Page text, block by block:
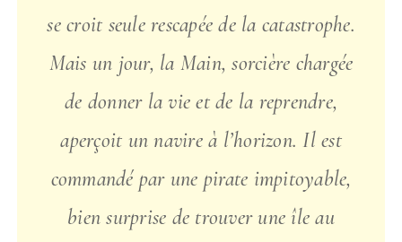
se croit seule rescapée de la catastrophe.
Mais un jour, la Main, sorcière chargée
de donner la vie et de la reprendre,
aperçoit un navire à l’horizon. Il est
commandé par une pirate impitoyable,
bien surprise de trouver une île au